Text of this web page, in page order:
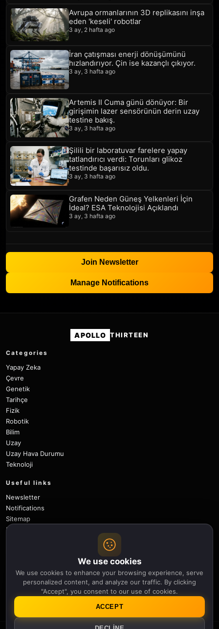
Avrupa ormanlarının 3D replikasını inşa
eden 'keseli' robotlar
3 ay, 2 hafta ago
İran çatışması enerji dönüşümünü
hızlandırıyor. Çin ise kazançlı çıkıyor.
3 ay, 3 hafta ago
Artemis II Cuma günü dönüyor: Bir
girişimin lazer sensörünün derin uzay
testine bakış.
3 ay, 3 hafta ago
Şilili bir laboratuvar farelere yapay
tatlandırıcı verdi: Torunları glikoz
testinde başarısız oldu.
3 ay, 3 hafta ago
Grafen Neden Güneş Yelkenleri İçin
İdeal? ESA Teknolojisi Açıklandı
3 ay, 3 hafta ago
Join Newsletter
Manage Notifications
APOLLO THIRTEEN
Categories
Yapay Zeka
Çevre
Genetik
Tarihçe
Fizik
Robotik
Bilim
Uzay
Uzay Hava Durumu
Teknoloji
Useful links
Newsletter
Notifications
Sitemap
Privacy Policy
Follow
X Facebook Instagram Pinterest
YouTube
We use cookies
We use cookies to enhance your browsing experience, serve
personalized content, and analyze our traffic. By clicking
"Accept", you consent to our use of cookies.
ACCEPT